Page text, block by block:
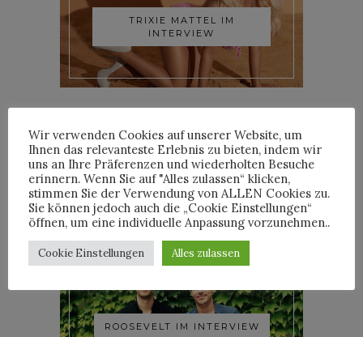
TRIXIE MATTEL IM
INTERVIEW
YOANN LEMOINE AKA
WOODKID IM INTERVIEW
ROOSEVELT IM INTERVIEW
Wir verwenden Cookies auf unserer Website, um
Ihnen das relevanteste Erlebnis zu bieten, indem wir
uns an Ihre Präferenzen und wiederholten Besuche
erinnern. Wenn Sie auf "Alles zulassen“ klicken,
stimmen Sie der Verwendung von ALLEN Cookies zu.
Sie können jedoch auch die „Cookie Einstellungen“
öffnen, um eine individuelle Anpassung vorzunehmen..
Cookie Einstellungen Alles zulassen